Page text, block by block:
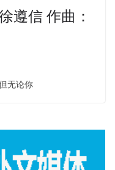
遵信 作曲：
无论你